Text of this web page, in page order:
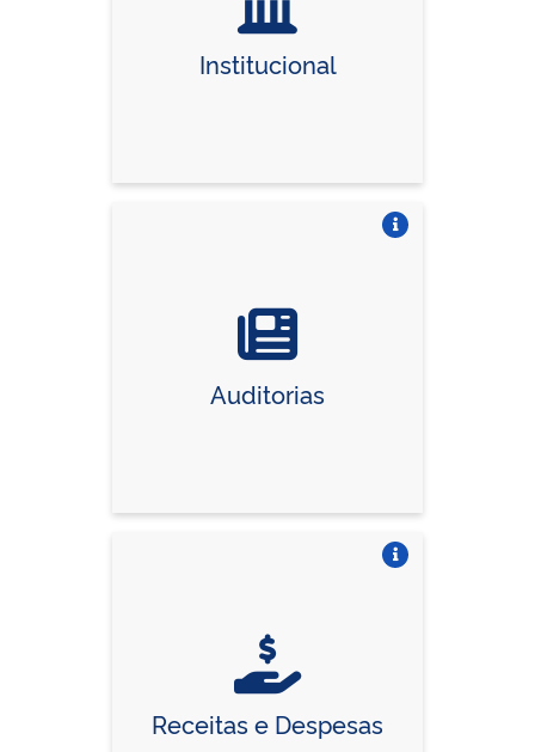
Institucional
Auditorias
Receitas e Despesas